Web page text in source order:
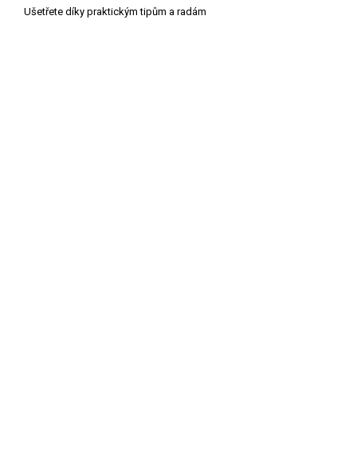
Navigace
Ušetřete díky praktickým tipům a radám